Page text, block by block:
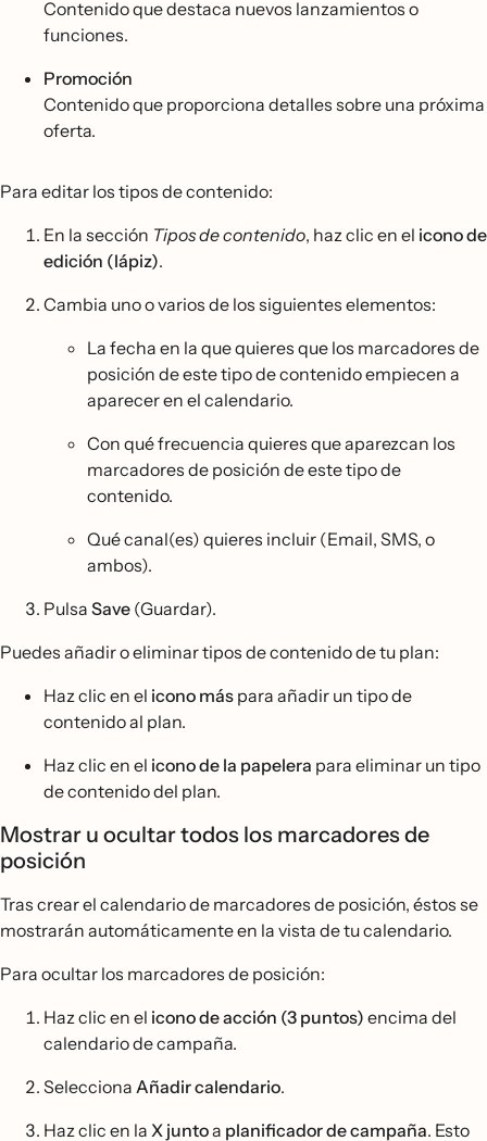
Contenido que destaca nuevos lanzamientos o
funciones.
Promoción
Contenido que proporciona detalles sobre una próxima
oferta.
Para editar los tipos de contenido:
En la sección Tipos de contenido, haz clic en el icono de
edición (lápiz).
Cambia uno o varios de los siguientes elementos:
La fecha en la que quieres que los marcadores de
posición de este tipo de contenido empiecen a
aparecer en el calendario.
Con qué frecuencia quieres que aparezcan los
marcadores de posición de este tipo de
contenido.
Qué canal(es) quieres incluir (Email, SMS, o
ambos).
Pulsa Save (Guardar).
Puedes añadir o eliminar tipos de contenido de tu plan:
Haz clic en el icono más para añadir un tipo de
contenido al plan.
Haz clic en el icono de la papelera para eliminar un tipo
de contenido del plan.
Mostrar u ocultar todos los marcadores de
posición
Tras crear el calendario de marcadores de posición, éstos se
mostrarán automáticamente en la vista de tu calendario.
Para ocultar los marcadores de posición:
Haz clic en el icono de acción (3 puntos) encima del
calendario de campaña.
Selecciona Añadir calendario.
Haz clic en la X juntoa planificador de campaña. Esto